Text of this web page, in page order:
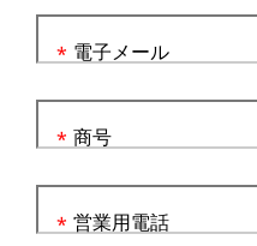
電子メール
*
商号
*
営業用電話
*